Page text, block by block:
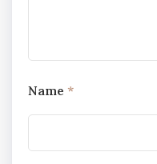
Name *